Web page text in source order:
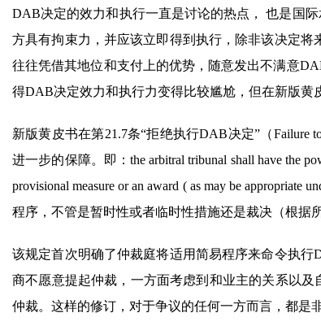
DAB决定的效力和执行一直是讨论的热点， 也是国
方具有拘束力，并应该立即得到执行，除非该决定
往往凭借其地位和支付上的优势，随意发出不满意
得DAB决定效力和执行力变得比较尴尬，但在新版黄
新版黄皮书在第21.7条“拒绝执行DAB决定”（Failure
进一步的保障。即：the arbitral tribunal shall have the
provisional measure or an award ( as may be appropriate
程序，不管是暂时性或者临时性措施还是裁决（根据
该规定首次明确了仲裁庭将适用简易程序来命令执
商不愿意提起仲裁，一方面考虑到和业主的关系以
仲裁。这样的修订，对于争议的任何一方而言，都是